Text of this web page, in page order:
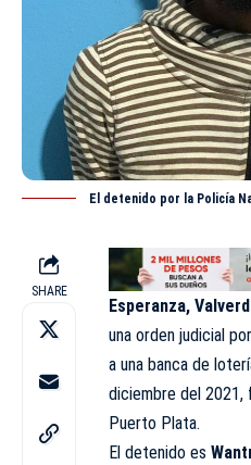
El detenido por la Policía
SHARE
Esperanza,
una orden judicial
a una banca de
diciembre del 2021,
Puerto Plata.
El detenido es